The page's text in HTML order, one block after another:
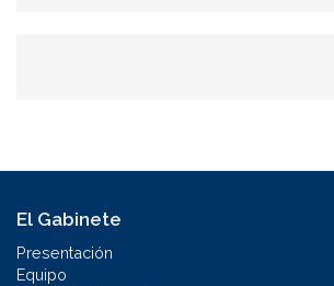
El Gabinete
Presentación
Equipo